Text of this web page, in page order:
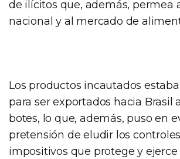
de ilícitos que, además, permea
nacional y al mercado de
Los productos incautados
para ser exportados hacia Brasil
botes, lo que, además, puso en
pretensión de eludir los
impositivos que protege y ejerce